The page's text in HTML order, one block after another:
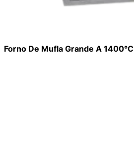
Forno De Mufla Grande A 1400°C